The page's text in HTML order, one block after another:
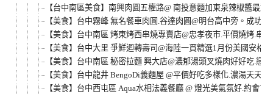
【台中南區美食】南興肉圓五權路@ 南投意麵加東泉辣椒醬最對
【美食】台中霧峰 無名餐車肉圓.谷達肉圓@明台高中旁。成功
【美食】台中南區 烤東烤西串燒專賣店@忠孝夜市.平價燒烤.串
【美食】台中大里 爭鮮迴轉壽司@海陸一貫精選1月份美國安格
【美食】台中南區 秘密拉麵 興大店@濃郁湯頭叉燒肉好好吃.戀
【美食】台中龍井 BengoDi義麵屋 @平價好吃多樣化.濃湯天天
【美食】台中西屯區 Aqua水相法義餐廳 @ 燈光美氣氛好.約會